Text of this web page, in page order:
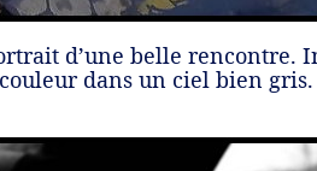
d’une belle rencontre.
dans un ciel bien gris.